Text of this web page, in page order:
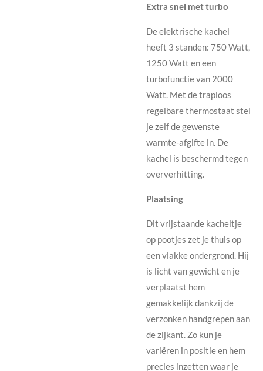
Extra snel met turbo
De elektrische kachel
heeft 3 standen: 750 Watt,
1250 Watt en een
turbofunctie van 2000
Watt. Met de traploos
regelbare thermostaat stel
je zelf de gewenste
warmte-afgifte in. De
kachel is beschermd tegen
oververhitting.
Plaatsing
Dit vrijstaande kacheltje
op pootjes zet je thuis op
een vlakke ondergrond. Hij
is licht van gewicht en je
verplaatst hem
gemakkelijk dankzij de
verzonken handgrepen aan
de zijkant. Zo kun je
variëren in positie en hem
precies inzetten waar je